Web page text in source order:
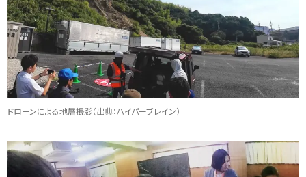
ドローンによる地層撮影（出典：ハイパーブレイン）